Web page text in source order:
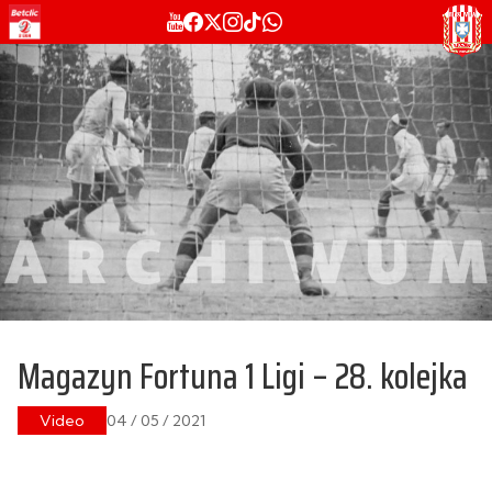
Magazyn Fortuna 1 Ligi – 28. kolejka
Video 04 / 05 / 2021